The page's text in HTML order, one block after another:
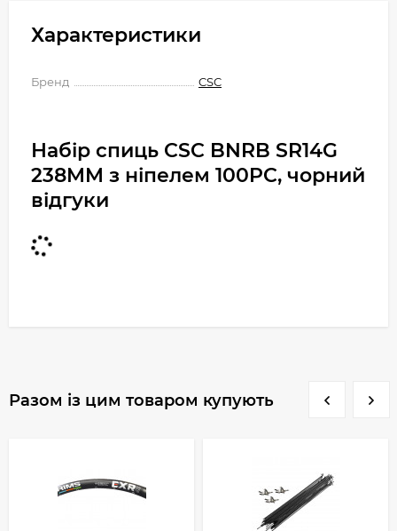
Характеристики
Бренд CSC
Набір спиць CSC BNRB SR14G
238MM з ніпелем 100PC, чорний
відгуки
Разом із цим товаром купують